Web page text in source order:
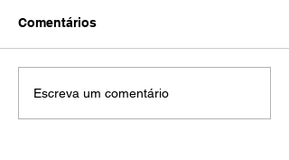
Comentários
Escreva um comentário